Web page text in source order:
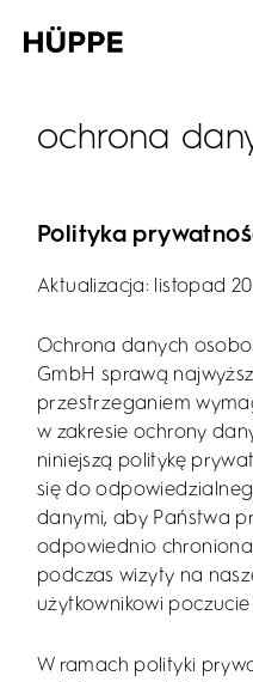
ochrona
Polityka
Aktualizacja: listopad
Ochrona danych
GmbH sprawą
przestrzeganiem
w zakresie ochrony
niniejszą politykę
się do
danymi, aby Państwa
odpowiednio
podczas wizyty na
użytkownikowi
W ramach polityki